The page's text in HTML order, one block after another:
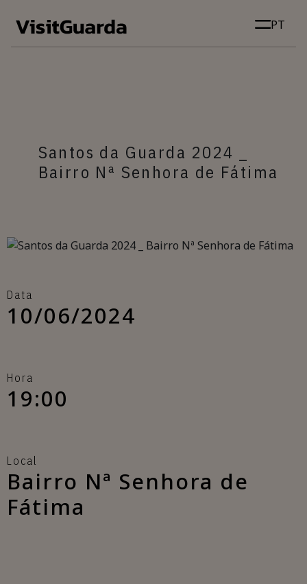
PT
Santos da Guarda 2024 _
Bairro Nª Senhora de Fátima
Data
10/06/2024
Hora
19:00
Local
Bairro Nª Senhora de
Fátima